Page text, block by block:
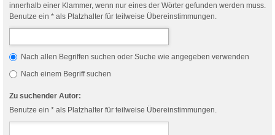
innerhalb einer Klammer, wenn nur eines der Wörter gefunden werden muss.
Benutze ein * als Platzhalter für teilweise Übereinstimmungen.
Nach allen Begriffen suchen oder Suche wie angegeben verwenden
Nach einem Begriff suchen
Zu suchender Autor:
Benutze ein * als Platzhalter für teilweise Übereinstimmungen.